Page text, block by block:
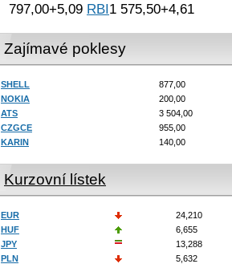
797,00+5,09 RBI1 575,50+4,61
Zajímavé poklesy
SHELL
877,00
NOKIA
200,00
ATS
3 504,00
CZGCE
955,00
KARIN
140,00
Kurzovní lístek
EUR
24,210
HUF
6,655
JPY
13,288
PLN
5,632